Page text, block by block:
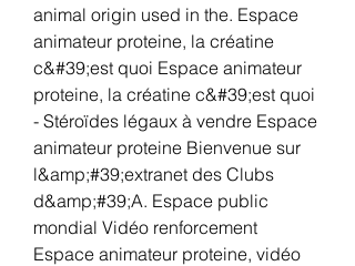
animal origin used in the. Espace
animateur proteine, la créatine
c&#39;est quoi Espace animateur
proteine, la créatine c&#39;est quoi
- Stéroïdes légaux à vendre Espace
animateur proteine Bienvenue sur
l&amp;#39;extranet des Clubs
d&amp;#39;A. Espace public
mondial Vidéo renforcement
Espace animateur proteine, vidéo